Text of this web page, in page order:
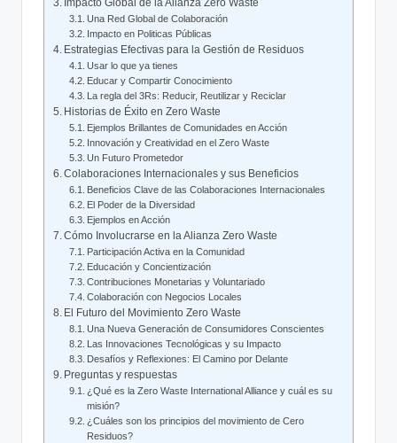
Impacto Global de la Alianza Zero Waste
Una Red Global de Colaboración
Impacto en Politicas Públicas
Estrategias Efectivas para la Gestión de Residuos
Usar lo que ya tienes
Educar y Compartir Conocimiento
La regla del 3Rs: Reducir, Reutilizar y Reciclar
Historias de Éxito en Zero Waste
Ejemplos Brillantes de Comunidades en Acción
Innovación y Creatividad en el Zero Waste
Un Futuro Prometedor
Colaboraciones Internacionales y sus Beneficios
Beneficios Clave de las Colaboraciones Internacionales
El Poder de la Diversidad
Ejemplos en Acción
Cómo Involucrarse en la Alianza Zero Waste
Participación Activa en la Comunidad
Educación y Concientización
Contribuciones Monetarias y Voluntariado
Colaboración con Negocios Locales
El Futuro del Movimiento Zero Waste
Una Nueva Generación de Consumidores Conscientes
Las Innovaciones Tecnológicas y su Impacto
Desafíos y Reflexiones: El Camino por Delante
Preguntas y respuestas
¿Qué es la Zero Waste International Alliance y cuál es su
misión?
¿Cuáles son los principios del movimiento de Cero
Residuos?